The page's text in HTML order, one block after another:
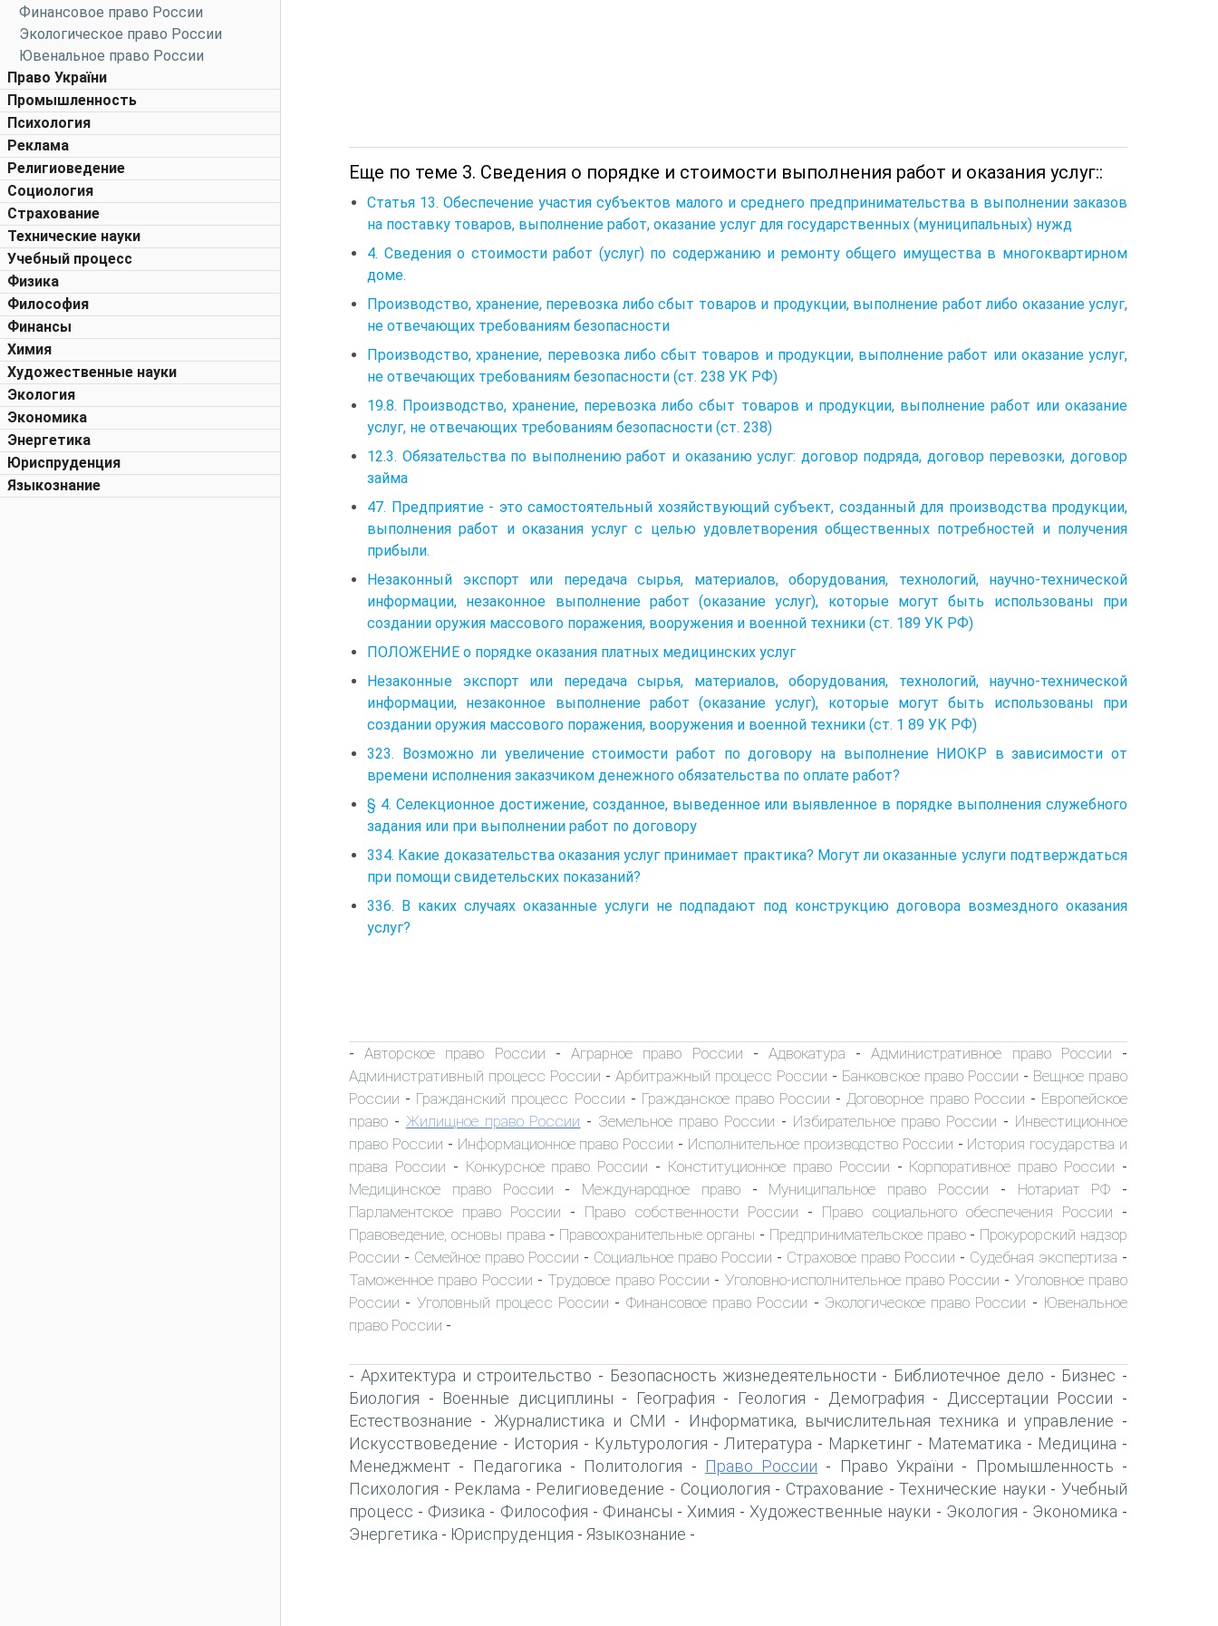
Финансовое право России
Экологическое право России
Ювенальное право России
Право України
Промышленность
Психология
Реклама
Религиоведение
Социология
Страхование
Технические науки
Учебный процесс
Физика
Философия
Финансы
Химия
Художественные науки
Экология
Экономика
Энергетика
Юриспруденция
Языкознание
Еще по теме 3. Сведения о порядке и стоимости выполнения работ и оказания услуг::
Статья 13. Обеспечение участия субъектов малого и среднего предпринимательства в выполнении заказов
на поставку товаров, выполнение работ, оказание услуг для государственных (муниципальных) нужд
4. Сведения о стоимости работ (услуг) по содержанию и ремонту общего имущества в многоквартирном
доме.
Производство, хранение, перевозка либо сбыт товаров и продукции, выполнение работ либо оказание услуг,
не отвечающих требованиям безопасности
Производство, хранение, перевозка либо сбыт товаров и продукции, выполнение работ или оказание услуг,
не отвечающих требованиям безопасности (ст. 238 УК РФ)
19.8. Производство, хранение, перевозка либо сбыт товаров и продукции, выполнение работ или оказание
услуг, не отвечающих требованиям безопасности (ст. 238)
12.3. Обязательства по выполнению работ и оказанию услуг: договор подряда, договор перевозки, договор
займа
47. Предприятие - это самостоятельный хозяйствующий субъект, созданный для производства продукции,
выполнения работ и оказания услуг с целью удовлетворения общественных потребностей и получения
прибыли.
Незаконный экспорт или передача сырья, материалов, оборудования, технологий, научно-технической
информации, незаконное выполнение работ (оказание услуг), которые могут быть использованы при
создании оружия массового поражения, вооружения и военной техники (ст. 189 УК РФ)
ПОЛОЖЕНИЕ о порядке оказания платных медицинских услуг
Незаконные экспорт или передача сырья, материалов, оборудования, технологий, научно-технической
информации, незаконное выполнение работ (оказание услуг), которые могут быть использованы при
создании оружия массового поражения, вооружения и военной техники (ст. 1 89 УК РФ)
323. Возможно ли увеличение стоимости работ по договору на выполнение НИОКР в зависимости от
времени исполнения заказчиком денежного обязательства по оплате работ?
§ 4. Селекционное достижение, созданное, выведенное или выявленное в порядке выполнения служебного
задания или при выполнении работ по договору
334. Какие доказательства оказания услуг принимает практика? Могут ли оказанные услуги подтверждаться
при помощи свидетельских показаний?
336. В каких случаях оказанные услуги не подпадают под конструкцию договора возмездного оказания
услуг?
-Авторское право России -Аграрное право России - Адвокатура -Административное право России -
Административный процесс России - Арбитражный процесс России - Банковское право России - Вещное право
России - Гражданский процесс России - Гражданское право России - Договорное право России - Европейское
право - Жилищное право России - Земельное право России - Избирательное право России - Инвестиционное
право России - Информационное право России - Исполнительное производство России - История государства и
права России - Конкурсное право России - Конституционное право России - Корпоративное право России -
Медицинское право России - Международное право- Муниципальное право России - Нотариат РФ -
Парламентское право России - Право собственности России - Право социального обеспечения России -
Правоведение, основы права - Правоохранительные органы - Предпринимательское право- Прокурорский надзор
России - Семейное право России - Социальное право России - Страховое право России - Судебная экспертиза -
Таможенное право России - Трудовое право России - Уголовно-исполнительное право России - Уголовное право
России - Уголовный процесс России - Финансовое право России - Экологическое право России - Ювенальное
право России -
- Архитектура и строительство - Безопасность жизнедеятельности - Библиотечное дело - Бизнес -
Биология - Военные дисциплины - География - Геология - Демография - Диссертации России -
Естествознание - Журналистика и СМИ - Информатика, вычислительная техника и управление -
Искусствоведение - История - Культурология - Литература - Маркетинг - Математика - Медицина -
Менеджмент - Педагогика - Политология - Право России - Право України - Промышленность -
Психология - Реклама - Религиоведение - Социология - Страхование -Технические науки -Учебный
процесс - Физика - Философия - Финансы - Химия - Художественные науки - Экология - Экономика -
Энергетика - Юриспруденция - Языкознание -